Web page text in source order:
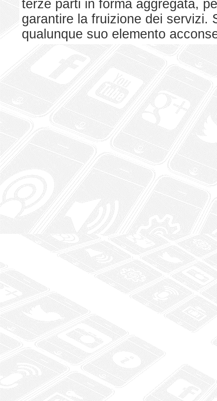
terze parti in forma aggregata,
garantire la fruizione dei servizi.
qualunque suo elemento